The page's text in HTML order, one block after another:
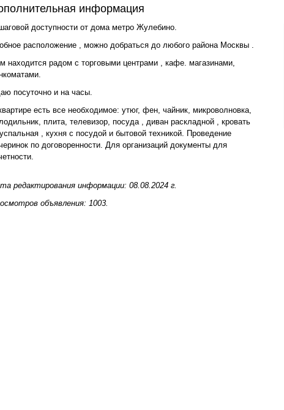
информация
доступности от дома метро Жулебино.
расположение , можно добраться до любого района Москвы .
находится радом с торговыми центрами , кафе. магазинами,
посуточно и на часы.
есть все необходимое: утюг, фен, чайник, микроволновка,
плита, телевизор, посуда , диван раскладной , кровать
, кухня с посудой и бытовой техникой. Проведение
по договоренности. Для организаций документы для
редактирования информации: 08.08.2024 г.
объявления: 1003.